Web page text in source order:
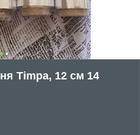
Timpa, 12 см 14